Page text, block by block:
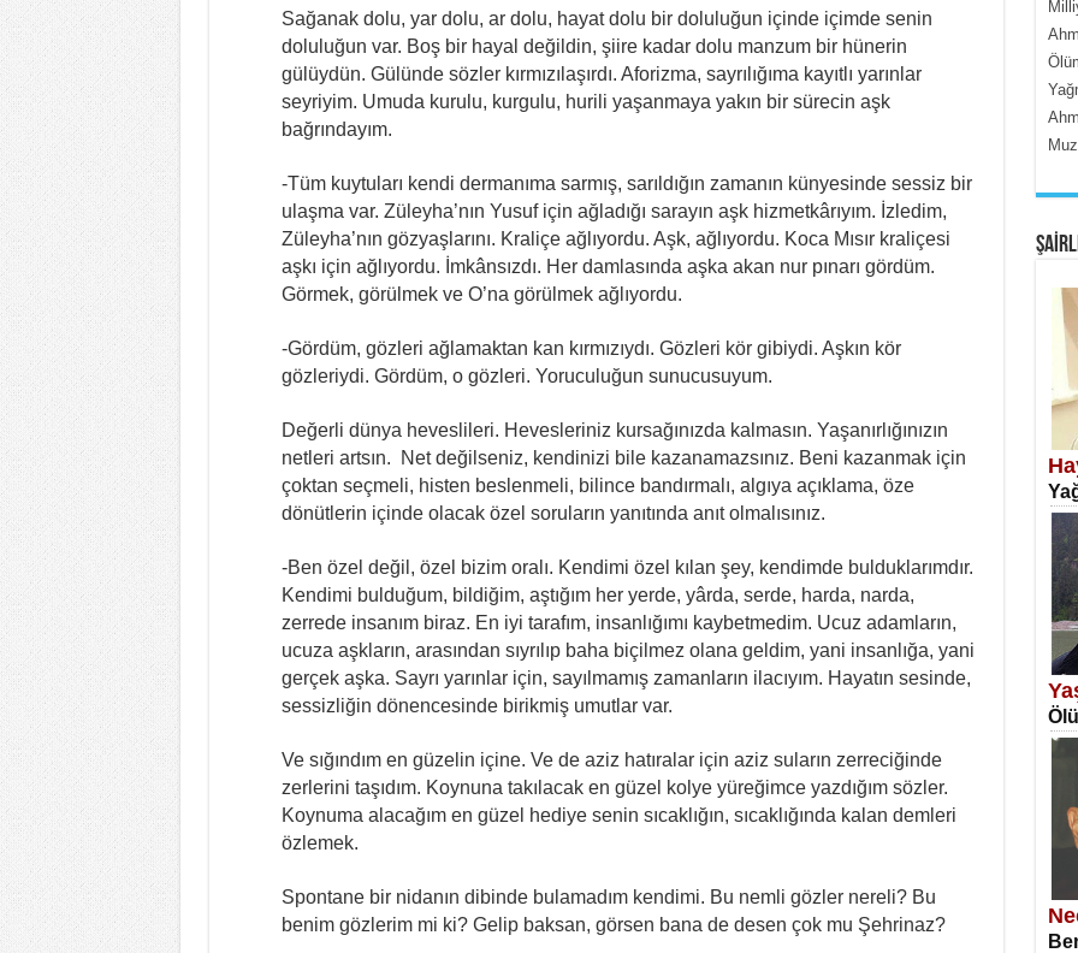
Sağanak dolu, yar dolu, ar dolu, hayat dolu bir doluluğun içinde içimde senin
doluluğun var. Boş bir hayal değildin, şiire kadar dolu manzum bir hünerin
gülüydün. Gülünde sözler kırmızılaşırdı. Aforizma, sayrılığıma kayıtlı yarınlar
seyriyim. Umuda kurulu, kurgulu, hurili yaşanmaya yakın bir sürecin aşk
bağrındayım.
-Tüm kuytuları kendi dermanıma sarmış, sarıldığın zamanın künyesinde sessiz bir
ulaşma var. Züleyha’nın Yusuf için ağladığı sarayın aşk hizmetkârıyım. İzledim,
Züleyha’nın gözyaşlarını. Kraliçe ağlıyordu. Aşk, ağlıyordu. Koca Mısır kraliçesi
aşkı için ağlıyordu. İmkânsızdı. Her damlasında aşka akan nur pınarı gördüm.
Görmek, görülmek ve O’na görülmek ağlıyordu.
-Gördüm, gözleri ağlamaktan kan kırmızıydı. Gözleri kör gibiydi. Aşkın kör
gözleriydi. Gördüm, o gözleri. Yoruculuğun sunucusuyum.
Değerli dünya heveslileri. Hevesleriniz kursağınızda kalmasın. Yaşanırlığınızın
netleri artsın. Net değilseniz, kendinizi bile kazanamazsınız. Beni kazanmak için
çoktan seçmeli, histen beslenmeli, bilince bandırmalı, algıya açıklama, öze
dönütlerin içinde olacak özel soruların yanıtında anıt olmalısınız.
-Ben özel değil, özel bizim oralı. Kendimi özel kılan şey, kendimde bulduklarımdır.
Kendimi bulduğum, bildiğim, aştığım her yerde, yârda, serde, harda, narda,
zerrede insanım biraz. En iyi tarafım, insanlığımı kaybetmedim. Ucuz adamların,
ucuza aşkların, arasından sıyrılıp baha biçilmez olana geldim, yani insanlığa, yani
gerçek aşka. Sayrı yarınlar için, sayılmamış zamanların ilacıyım. Hayatın sesinde,
sessizliğin dönencesinde birikmiş umutlar var.
Ve sığındım en güzelin içine. Ve de aziz hatıralar için aziz suların zerreciğinde
zerlerini taşıdım. Koynuna takılacak en güzel kolye yüreğimce yazdığım sözler.
Koynuma alacağım en güzel hediye senin sıcaklığın, sıcaklığında kalan demleri
özlemek.
Spontane bir nidanın dibinde bulamadım kendimi. Bu nemli gözler nereli? Bu
benim gözlerim mi ki? Gelip baksan, görsen bana de desen çok mu Şehrinaz?